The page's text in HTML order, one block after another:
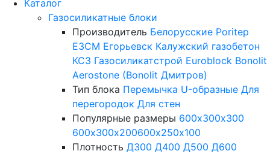
Каталог
Газосиликатные блоки
Производитель Белорусские Poritep
ЕЗСМ Егорьевск Калужский газобетон
КСЗ Газосиликатстрой Euroblock Bonolit
Aerostone (Bonolit Дмитров)
Тип блока Перемычка U-образные Для
перегородок Для стен
Популярные размеры 600х300х300
600х300х200600х250х100
Плотность Д300 Д400 Д500 Д600